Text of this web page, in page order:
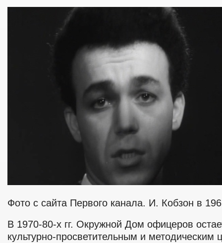
Фото с сайта Первого канала. И. Кобзон в
В 1970-80-х гг. Окружной Дом офицеров
культурно-просветительным и методическим